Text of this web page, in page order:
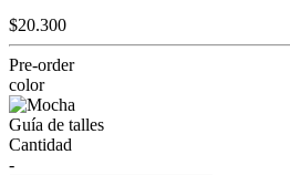
$20.300
Pre-order
color
Guía de talles
Cantidad
-